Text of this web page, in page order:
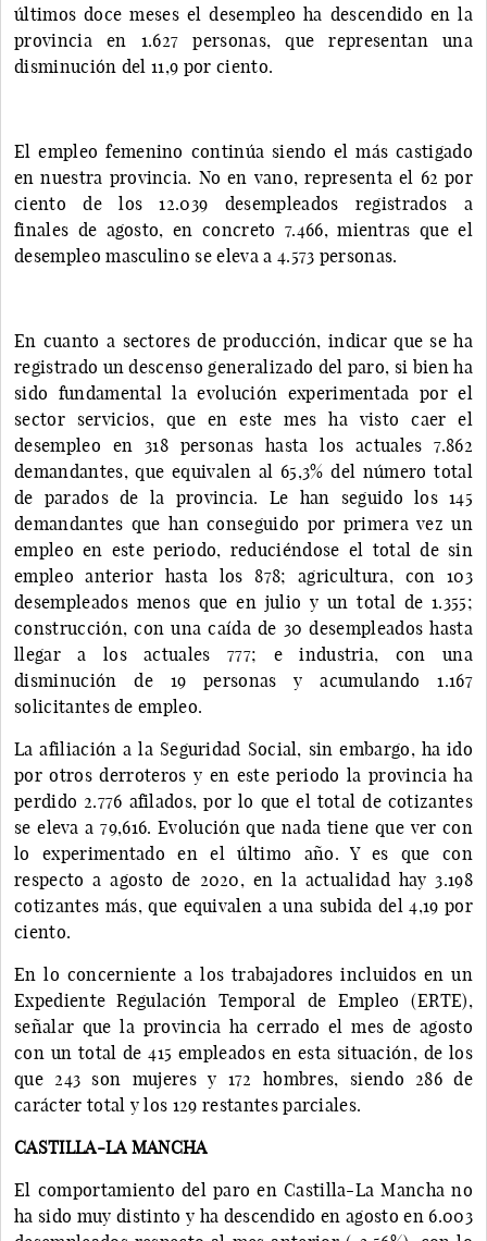
últimos doce meses el desempleo ha descendido en la
provincia en 1.627 personas, que representan una
disminución del 11,9 por ciento.
El empleo femenino continúa siendo el más castigado
en nuestra provincia. No en vano, representa el 62 por
ciento de los 12.039 desempleados registrados a
finales de agosto, en concreto 7.466, mientras que el
desempleo masculino se eleva a 4.573 personas.
En cuanto a sectores de producción, indicar que se ha
registrado un descenso generalizado del paro, si bien ha
sido fundamental la evolución experimentada por el
sector servicios, que en este mes ha visto caer el
desempleo en 318 personas hasta los actuales 7.862
demandantes, que equivalen al 65,3% del número total
de parados de la provincia. Le han seguido los 145
demandantes que han conseguido por primera vez un
empleo en este periodo, reduciéndose el total de sin
empleo anterior hasta los 878; agricultura, con 103
desempleados menos que en julio y un total de 1.355;
construcción, con una caída de 30 desempleados hasta
llegar a los actuales 777; e industria, con una
disminución de 19 personas y acumulando 1.167
solicitantes de empleo.
La afiliación a la Seguridad Social, sin embargo, ha ido
por otros derroteros y en este periodo la provincia ha
perdido 2.776 afilados, por lo que el total de cotizantes
se eleva a 79,616. Evolución que nada tiene que ver con
lo experimentado en el último año. Y es que con
respecto a agosto de 2020, en la actualidad hay 3.198
cotizantes más, que equivalen a una subida del 4,19 por
ciento.
En lo concerniente a los trabajadores incluidos en un
Expediente Regulación Temporal de Empleo (ERTE),
señalar que la provincia ha cerrado el mes de agosto
con un total de 415 empleados en esta situación, de los
que 243 son mujeres y 172 hombres, siendo 286 de
carácter total y los 129 restantes parciales.
CASTILLA-LA MANCHA
El comportamiento del paro en Castilla-La Mancha no
ha sido muy distinto y ha descendido en agosto en 6.003